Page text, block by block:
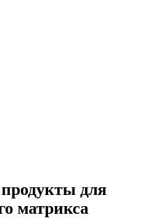
для
матрикса